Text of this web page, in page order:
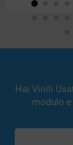
Hai Vinili
modulo